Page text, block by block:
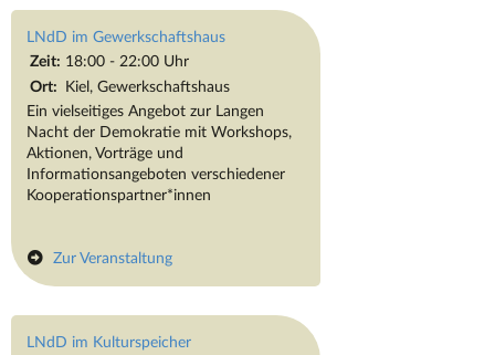
LNdD im Gewerkschaftshaus
Zeit: 18:00 - 22:00 Uhr
Ort: Kiel, Gewerkschaftshaus
Ein vielseitiges Angebot zur Langen
Nacht der Demokratie mit Workshops,
Aktionen, Vorträge und
Informationsangeboten verschiedener
Kooperationspartner*innen
Zur Veranstaltung
LNdD im Kulturspeicher